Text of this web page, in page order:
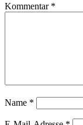
Kommentar *
Name *